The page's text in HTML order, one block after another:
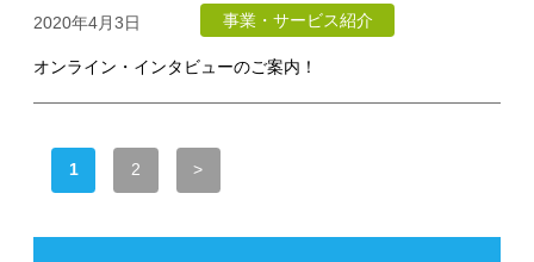
2020年4月3日 事業・サービス紹介
オンライン・インタビューのご案内！
1 2 >